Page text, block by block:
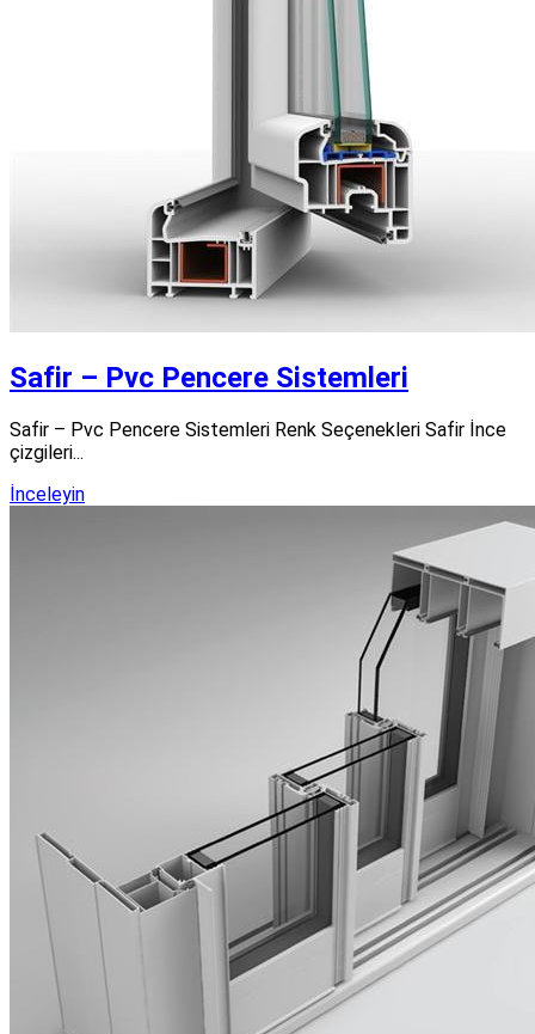
Safir – Pvc Pencere Sistemleri
Safir – Pvc Pencere Sistemleri Renk Seçenekleri Safir İnce
çizgileri...
İnceleyin